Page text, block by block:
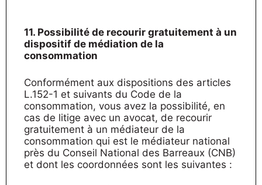
11. Possibilité de recourir gratuitement à un
dispositif de médiation de la
consommation
Conformément aux dispositions des articles
L.152-1 et suivants du Code de la
consommation, vous avez la possibilité, en
cas de litige avec un avocat, de recourir
gratuitement à un médiateur de la
consommation qui est le médiateur national
près du Conseil National des Barreaux (CNB)
et dont les coordonnées sont les suivantes :